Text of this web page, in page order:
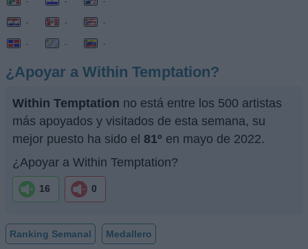
- - -
- - -
¿Apoyar a Within Temptation?
Within Temptation no está entre los 500 artistas
más apoyados y visitados de esta semana, su
mejor puesto ha sido el 81º en mayo de 2022.
¿Apoyar a Within Temptation?
16 0
Ranking Semanal Medallero